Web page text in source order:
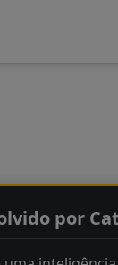
por